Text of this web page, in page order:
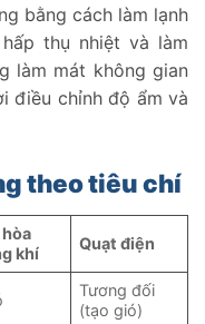
bằng cách làm lạnh
thụ nhiệt và làm
làm mát không gian
điều chỉnh độ ẩm và
theo tiêu chí
khí
Quạt điện
Tương đối
(tạo gió)